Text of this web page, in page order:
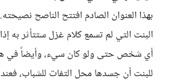
بهذا العنوان الصادم افتتح الناصح
البنت التي لم تسمع كلام غزل ستتأثر به
أي شخص حتى ولو كان سيء، وأيضاً في
للبنت أن جسدها محل التفات للشباب،